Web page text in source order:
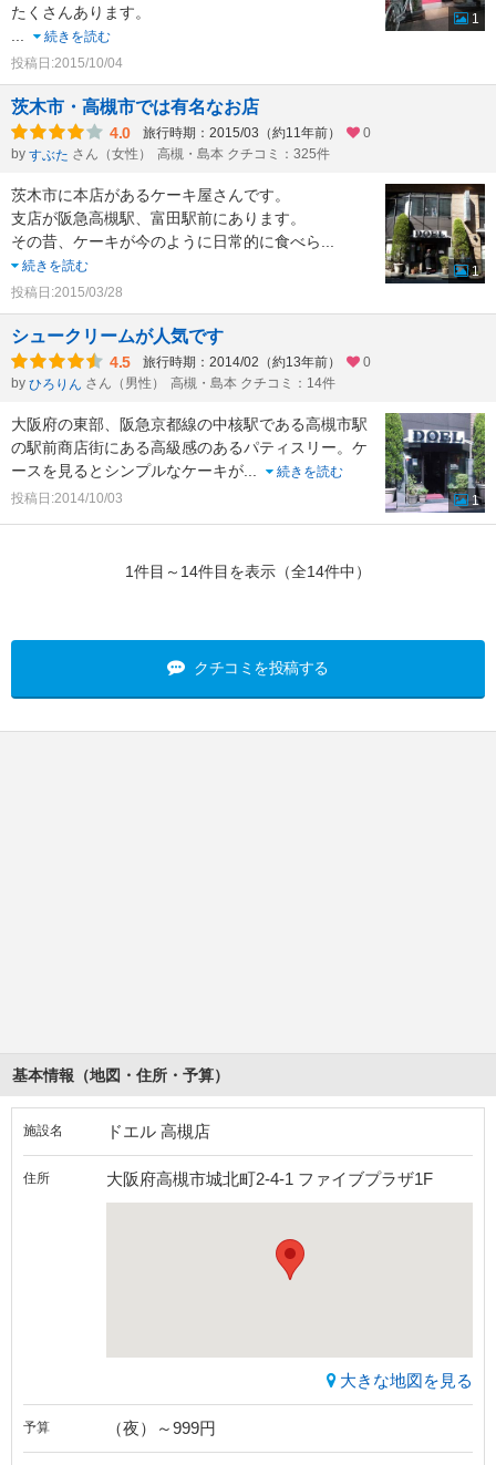
たくさんあります。
...
続きを読む
投稿日:2015/10/04
1
茨木市・高槻市では有名なお店
4.0 旅行時期：2015/03（約11年前）
0
by すぶた さん（女性） 高槻・島本 クチコミ：325件
茨木市に本店があるケーキ屋さんです。
支店が阪急高槻駅、富田駅前にあります。
その昔、ケーキが今のように日常的に食べら...
続きを読む
投稿日:2015/03/28
1
シュークリームが人気です
4.5 旅行時期：2014/02（約13年前）
0
by ひろりん さん（男性） 高槻・島本 クチコミ：14件
大阪府の東部、阪急京都線の中核駅である高槻市駅
の駅前商店街にある高級感のあるパティスリー。ケ
ースを見るとシンプルなケーキが...
続きを読む
投稿日:2014/10/03
1
1件目～14件目を表示（全14件中）
クチコミを投稿する
基本情報（地図・住所・予算）
施設名 ドエル 高槻店
住所 大阪府高槻市城北町2-4-1 ファイブプラザ1F
大きな地図を見る
予算 （夜）～999円